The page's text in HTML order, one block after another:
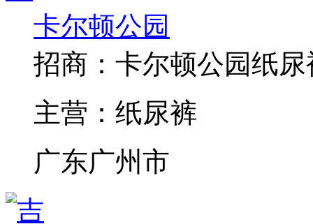
卡尔顿公园
招商： 卡尔顿公园纸
主营： 纸尿裤
广东广州市